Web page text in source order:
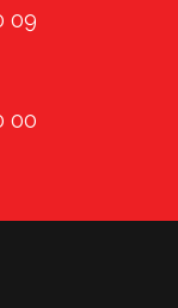
09
00